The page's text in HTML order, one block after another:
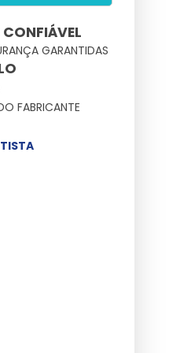
GARANTIDAS
FABRICANTE